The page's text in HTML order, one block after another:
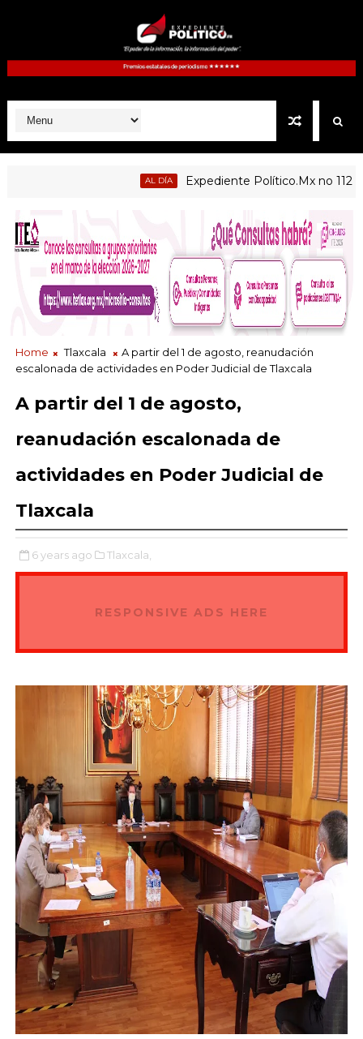
Expediente Político.Mx no 1126
Home Tlaxcala
A partir del 1 de agosto, reanudación
escalonada de actividades en Poder Judicial de Tlaxcala
A partir del 1 de agosto,
reanudación escalonada de
actividades en Poder Judicial de
Tlaxcala
6 years ago Tlaxcala,
RESPONSIVE ADS HERE